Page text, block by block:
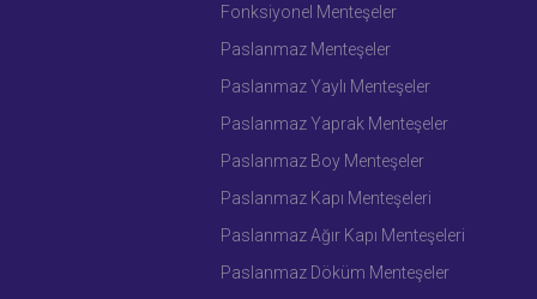
Fonksiyonel Menteşeler
Paslanmaz Menteşeler
Paslanmaz Yaylı Menteşeler
Paslanmaz Yaprak Menteşeler
Paslanmaz Boy Menteşeler
Paslanmaz Kapı Menteşeleri
Paslanmaz Ağır Kapı Menteşeleri
Paslanmaz Döküm Menteşeler